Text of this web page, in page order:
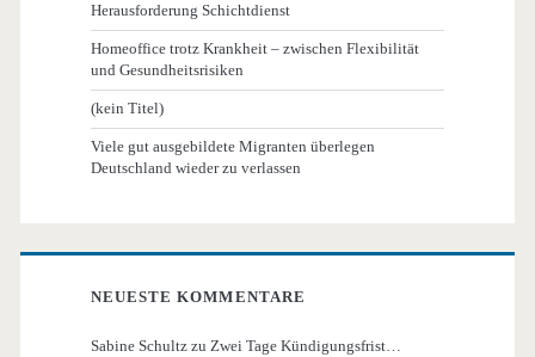
Herausforderung Schichtdienst
Homeoffice trotz Krankheit – zwischen Flexibilität
und Gesundheitsrisiken
(kein Titel)
Viele gut ausgebildete Migranten überlegen
Deutschland wieder zu verlassen
NEUESTE KOMMENTARE
Sabine Schultz zu Zwei Tage Kündigungsfrist…